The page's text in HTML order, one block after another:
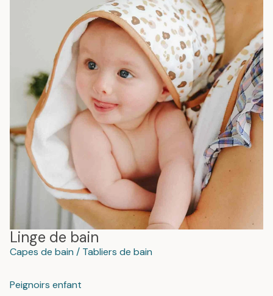
Linge de bain
Capes de bain / Tabliers de bain
Peignoirs enfant